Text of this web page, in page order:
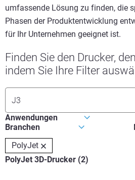
umfassende Lösung zu finden, die
Phasen der Produktentwicklung
für Ihr Unternehmen geeignet ist.
Finden Sie den Drucker,
indem Sie Ihre Filter
PolyJet 3D-Drucker (2)
PolyJet